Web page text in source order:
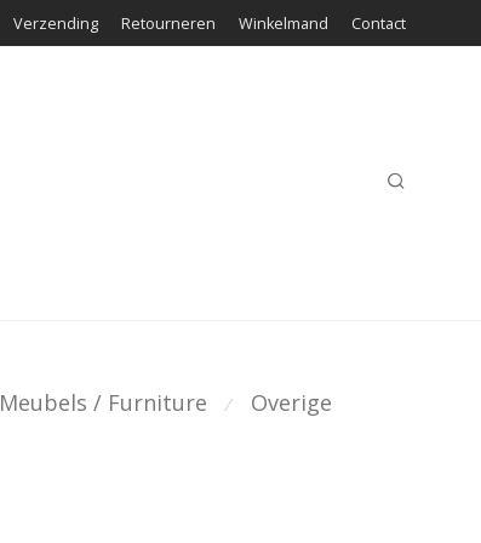
Verzending Retourneren Winkelmand Contact
Meubels / Furniture ⁄ Overige